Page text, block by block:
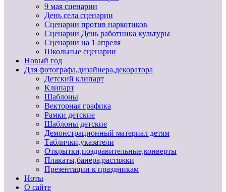
9 мая сценарии
День села сценарии
Сценарии против наркотиков
Сценарии День работника культуры
Сценарии на 1 апреля
Школьные сценарии
Новый год
Для фотографа,дизайнера,декоратора
Детский клипарт
Клипарт
Шаблоны
Векторная графика
Рамки детские
Шаблоны детские
Демонстрационный материал детям
Таблички,указатели
Открытки,поздравительные,конверты
Плакаты,банера,растяжки
Презентации к праздникам
Ноты
О сайте